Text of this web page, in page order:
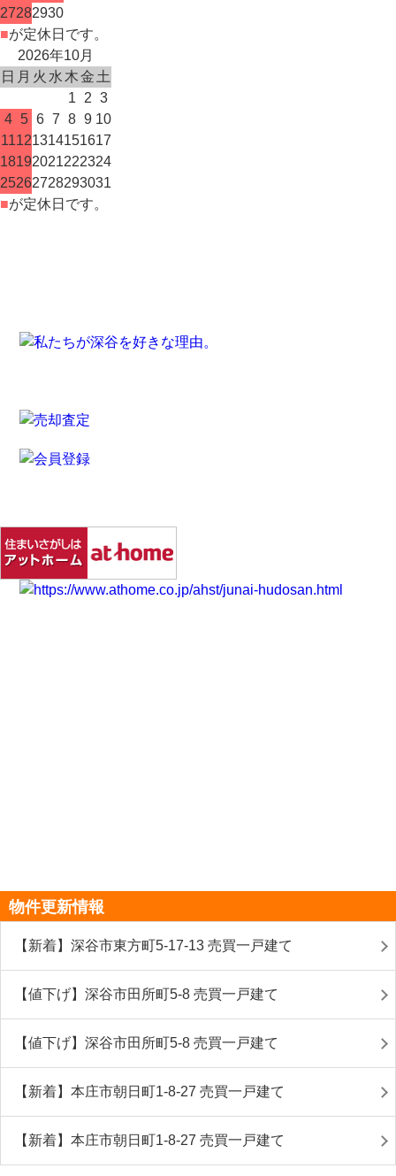
27282930
■が定休日です。
2026年10月
日 月 火 水 木金 土
1
2 3
4 5 6 7 8 9 10
11121314151617
18192021222324
25262728293031
■が定休日です。
物件更新情報
【新着】深谷市東方町5-17-13 売買一戸建て
【値下げ】深谷市田所町5-8 売買一戸建て
【値下げ】深谷市田所町5-8 売買一戸建て
【新着】本庄市朝日町1-8-27 売買一戸建て
【新着】本庄市朝日町1-8-27 売買一戸建て